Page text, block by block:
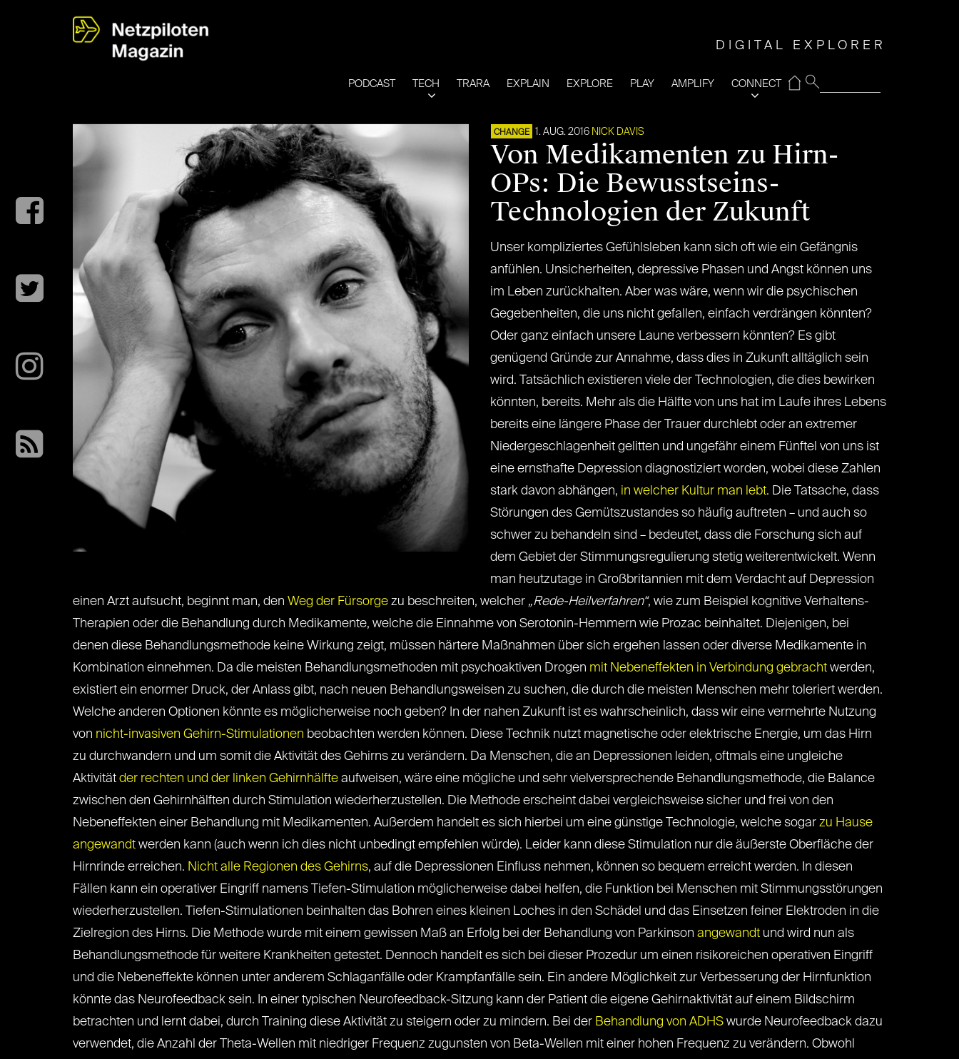
DIGITAL EXPLORER
PODCAST TECH TRARA EXPLAIN EXPLORE PLAY AMPLIFY CONNECT
⌂
CHANGE 1. AUG. 2016 NICK DAVIS
Von Medikamenten zu Hirn-
OPs: Die Bewusstseins-
Technologien der Zukunft
Unser kompliziertes Gefühlsleben kann sich oft wie ein Gefängnis
anfühlen. Unsicherheiten, depressive Phasen und Angst können uns
im Leben zurückhalten. Aber was wäre, wenn wir die psychischen
Gegebenheiten, die uns nicht gefallen, einfach verdrängen könnten?
Oder ganz einfach unsere Laune verbessern könnten? Es gibt
genügend Gründe zur Annahme, dass dies in Zukunft alltäglich sein
wird. Tatsächlich existieren viele der Technologien, die dies bewirken
könnten, bereits. Mehr als die Hälfte von uns hat im Laufe ihres Lebens
bereits eine längere Phase der Trauer durchlebt oder an extremer
Niedergeschlagenheit gelitten und ungefähr einem Fünftel von uns ist
eine ernsthafte Depression diagnostiziert worden, wobei diese Zahlen
stark davon abhängen, in welcher Kultur man lebt. Die Tatsache, dass
Störungen des Gemütszustandes so häufig auftreten – und auch so
schwer zu behandeln sind – bedeutet, dass die Forschung sich auf
dem Gebiet der Stimmungsregulierung stetig weiterentwickelt. Wenn
man heutzutage in Großbritannien mit dem Verdacht auf Depression
einen Arzt aufsucht, beginnt man, den Weg der Fürsorge zu beschreiten, welcher „Rede-Heilverfahren“, wie zum Beispiel kognitive Verhaltens-
Therapien oder die Behandlung durch Medikamente, welche die Einnahme von Serotonin-Hemmern wie Prozac beinhaltet. Diejenigen, bei
denen diese Behandlungsmethode keine Wirkung zeigt, müssen härtere Maßnahmen über sich ergehen lassen oder diverse Medikamente in
Kombination einnehmen. Da die meisten Behandlungsmethoden mit psychoaktiven Drogen mit Nebeneffekten in Verbindung gebracht werden,
existiert ein enormer Druck, der Anlass gibt, nach neuen Behandlungsweisen zu suchen, die durch die meisten Menschen mehr toleriert werden.
Welche anderen Optionen könnte es möglicherweise noch geben? In der nahen Zukunft ist es wahrscheinlich, dass wir eine vermehrte Nutzung
von nicht-invasiven Gehirn-Stimulationen beobachten werden können. Diese Technik nutzt magnetische oder elektrische Energie, um das Hirn
zu durchwandern und um somit die Aktivität des Gehirns zu verändern. Da Menschen, die an Depressionen leiden, oftmals eine ungleiche
Aktivität der rechten und der linken Gehirnhälfte aufweisen, wäre eine mögliche und sehr vielversprechende Behandlungsmethode, die Balance
zwischen den Gehirnhälften durch Stimulation wiederherzustellen. Die Methode erscheint dabei vergleichsweise sicher und frei von den
Nebeneffekten einer Behandlung mit Medikamenten. Außerdem handelt es sich hierbei um eine günstige Technologie, welche sogar zu Hause
angewandt werden kann (auch wenn ich dies nicht unbedingt empfehlen würde). Leider kann diese Stimulation nur die äußerste Oberfläche der
Hirnrinde erreichen. Nicht alle Regionen des Gehirns, auf die Depressionen Einfluss nehmen, können so bequem erreicht werden. In diesen
Fällen kann ein operativer Eingriff namens Tiefen-Stimulation möglicherweise dabei helfen, die Funktion bei Menschen mit Stimmungsstörungen
wiederherzustellen. Tiefen-Stimulationen beinhalten das Bohren eines kleinen Loches in den Schädel und das Einsetzen feiner Elektroden in die
Zielregion des Hirns. Die Methode wurde mit einem gewissen Maß an Erfolg bei der Behandlung von Parkinson angewandt und wird nun als
Behandlungsmethode für weitere Krankheiten getestet. Dennoch handelt es sich bei dieser Prozedur um einen risikoreichen operativen Eingriff
und die Nebeneffekte können unter anderem Schlaganfälle oder Krampfanfälle sein. Ein andere Möglichkeit zur Verbesserung der Hirnfunktion
könnte das Neurofeedback sein. In einer typischen Neurofeedback-Sitzung kann der Patient die eigene Gehirnaktivität auf einem Bildschirm
betrachten und lernt dabei, durch Training diese Aktivität zu steigern oder zu mindern. Bei der Behandlung von ADHS wurde Neurofeedback dazu
verwendet, die Anzahl der Theta-Wellen mit niedriger Frequenz zugunsten von Beta-Wellen mit einer hohen Frequenz zu verändern. Obwohl